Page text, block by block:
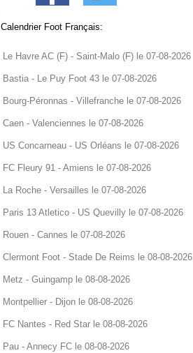
Calendrier Foot Français:
Le Havre AC (F) - Saint-Malo (F) le 07-08-2026
Bastia - Le Puy Foot 43 le 07-08-2026
Bourg-Péronnas - Villefranche le 07-08-2026
Caen - Valenciennes le 07-08-2026
US Concarneau - US Orléans le 07-08-2026
FC Fleury 91 - Amiens le 07-08-2026
La Roche - Versailles le 07-08-2026
Paris 13 Atletico - US Quevilly le 07-08-2026
Rouen - Cannes le 07-08-2026
Clermont Foot - Stade De Reims le 08-08-2026
Metz - Guingamp le 08-08-2026
Montpellier - Dijon le 08-08-2026
FC Nantes - Red Star le 08-08-2026
Pau - Annecy FC le 08-08-2026